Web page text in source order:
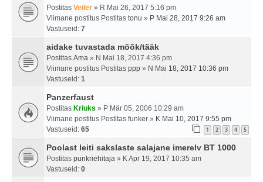
Postitas Veiler » R Mai 26, 2017 5:16 pm
Viimane postitus Postitas tonu » P Mai 28, 2017 9:26 am
Vastuseid: 7
aidake tuvastada mõõk/tääk
Postitas Ama » N Mai 18, 2017 4:36 pm
Viimane postitus Postitas ppp » N Mai 18, 2017 10:36 pm
Vastuseid: 1
Panzerfaust
Postitas Kriuks » P Mär 05, 2006 10:29 am
Viimane postitus Postitas funker » K Mai 10, 2017 9:55 pm
Vastuseid: 65 1 2 3 4 5
Poolast leiti sakslaste salajane imerelv BT 1000
Postitas punkriehitaja » K Apr 19, 2017 10:35 am
Vastuseid: 0